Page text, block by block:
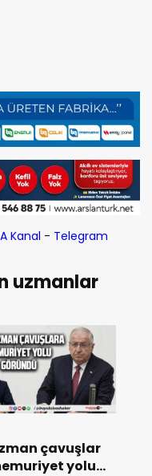
Kanal - Telegram
uzmanlar
çavuşlar
yolu